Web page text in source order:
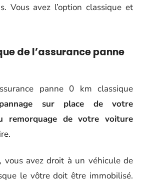
Vous avez l’option classique et
de l’assurance panne
panne 0 km classique
sur place de votre
remorquage de votre voiture
vous avez droit à un véhicule de
le vôtre doit être immobilisé.